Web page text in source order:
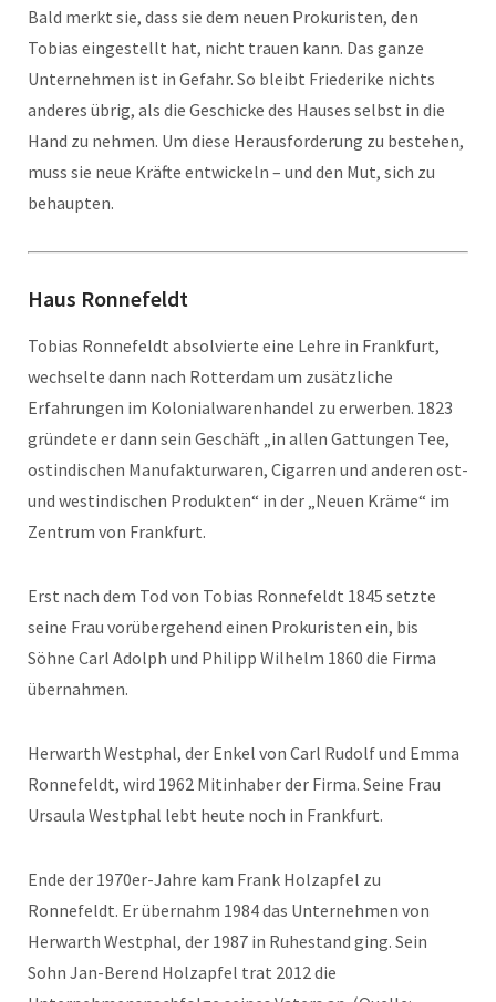
Bald merkt sie, dass sie dem neuen Prokuristen, den
Tobias eingestellt hat, nicht trauen kann. Das ganze
Unternehmen ist in Gefahr. So bleibt Friederike nichts
anderes übrig, als die Geschicke des Hauses selbst in die
Hand zu nehmen. Um diese Herausforderung zu bestehen,
muss sie neue Kräfte entwickeln – und den Mut, sich zu
behaupten.
Haus Ronnefeldt
Tobias Ronnefeldt absolvierte eine Lehre in Frankfurt,
wechselte dann nach Rotterdam um zusätzliche
Erfahrungen im Kolonialwarenhandel zu erwerben. 1823
gründete er dann sein Geschäft „in allen Gattungen Tee,
ostindischen Manufakturwaren, Cigarren und anderen ost-
und westindischen Produkten“ in der „Neuen Kräme“ im
Zentrum von Frankfurt.
Erst nach dem Tod von Tobias Ronnefeldt 1845 setzte
seine Frau vorübergehend einen Prokuristen ein, bis
Söhne Carl Adolph und Philipp Wilhelm 1860 die Firma
übernahmen.
Herwarth Westphal, der Enkel von Carl Rudolf und Emma
Ronnefeldt, wird 1962 Mitinhaber der Firma. Seine Frau
Ursaula Westphal lebt heute noch in Frankfurt.
Ende der 1970er-Jahre kam Frank Holzapfel zu
Ronnefeldt. Er übernahm 1984 das Unternehmen von
Herwarth Westphal, der 1987 in Ruhestand ging. Sein
Sohn Jan-Berend Holzapfel trat 2012 die